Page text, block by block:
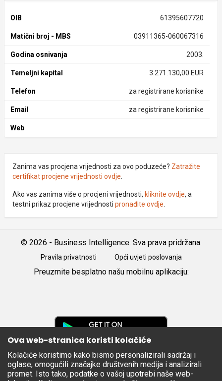
OIB 61395607720
Matični broj - MBS 03911365-060067316
Godina osnivanja 2003.
Temeljni kapital 3.271.130,00 EUR
Telefon za registrirane korisnike
Email za registrirane korisnike
Web
Zanima vas procjena vrijednosti za ovo poduzeće? Zatražite
certifikat procjene vrijednosti ovdje
Ako vas zanima više o procjeni vrijednosti, kliknite ovdje, a
testni prikaz procjene vrijednosti pronađite ovdje
© 2026 - Business Intelligence. Sva prava pridržana.
Pravila privatnosti Opći uvjeti poslovanja
Preuzmite besplatno našu mobilnu aplikaciju:
Apple
Store
Ova web-stranica koristi kolačiće
Kolačiće koristimo kako bismo personalizirali sadržaj i
oglase, omogućili značajke društvenih medija i analizirali
promet. Isto tako, podatke o vašoj upotrebi naše web-